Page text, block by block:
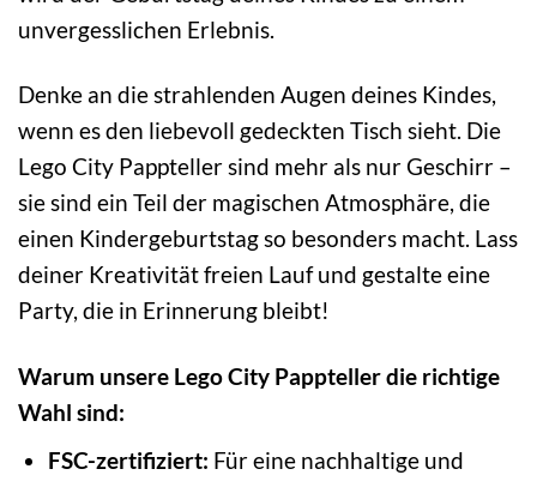
unvergesslichen Erlebnis.
Denke an die strahlenden Augen deines Kindes,
wenn es den liebevoll gedeckten Tisch sieht. Die
Lego City Pappteller sind mehr als nur Geschirr –
sie sind ein Teil der magischen Atmosphäre, die
einen Kindergeburtstag so besonders macht. Lass
deiner Kreativität freien Lauf und gestalte eine
Party, die in Erinnerung bleibt!
Warum unsere Lego City Pappteller die richtige
Wahl sind:
FSC-zertifiziert: Für eine nachhaltige und